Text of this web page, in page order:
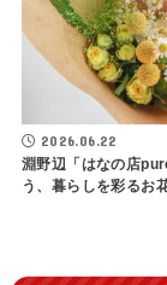
2026.06.22
淵野辺「はなの店
う、暮らしを彩るお